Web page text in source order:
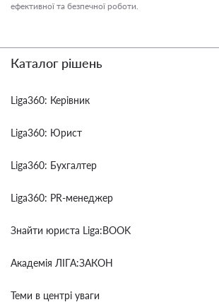
ефективної та безпечної роботи.
Каталог рішень
Liga360: Керівник
Liga360: Юрист
Liga360: Бухгалтер
Liga360: PR-менеджер
Знайти юриста Liga:BOOK
Академія ЛІГА:ЗАКОН
Теми в центрі уваги